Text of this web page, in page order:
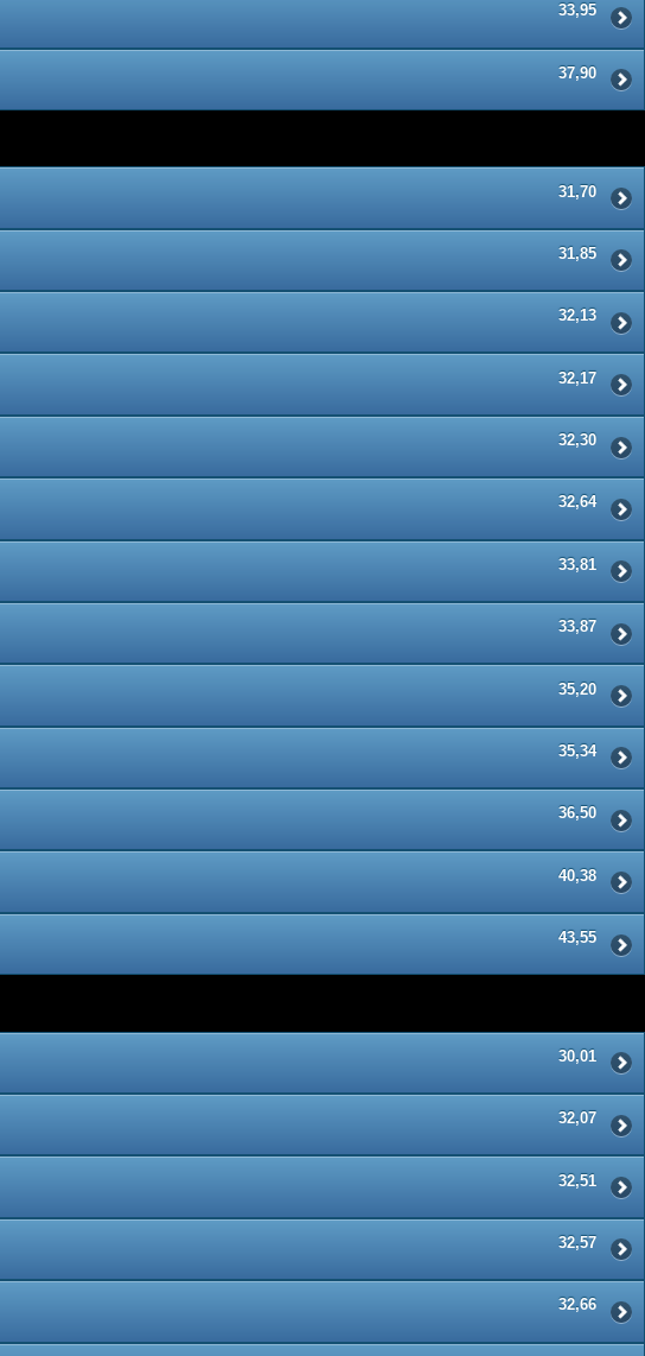
33,95
37,90
31,70
31,85
32,13
32,17
32,30
32,64
33,81
33,87
35,20
35,34
36,50
40,38
43,55
30,01
32,07
32,51
32,57
32,66